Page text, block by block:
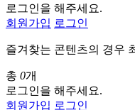
로그인을 해주세요.
회원가입 로그인
즐겨찾는 콘텐츠의 경우
총 0개
로그인을 해주세요.
회원가입 로그인